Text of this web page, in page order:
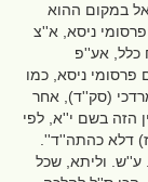
במקום ההוא
ניסא, א''צ
כלל, אע''פ
פרסומי ניסא, כמו
(סק''ד), אחר
הזה בשם י''א, לפי
דלא כהתה''ד''.
ע''ש. וליתא, שכל